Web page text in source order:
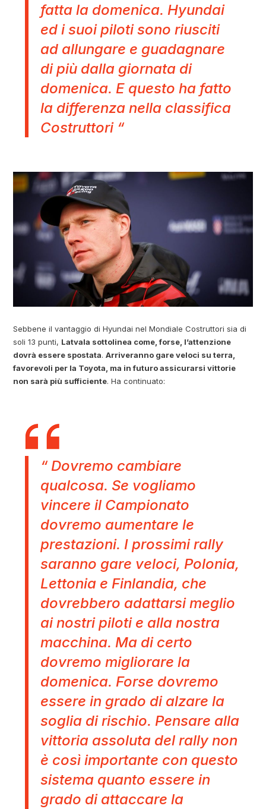
fatta la domenica. Hyundai
ed i suoi piloti sono riusciti
ad allungare e guadagnare
di più dalla giornata di
domenica. E questo ha fatto
la differenza nella classifica
Costruttori “
Sebbene il vantaggio di Hyundai nel Mondiale Costruttori sia di
soli 13 punti, Latvala sottolinea come, forse, l’attenzione
dovrà essere spostata.Arriveranno gare veloci su terra,
favorevoli per la Toyota, ma in futuro assicurarsi vittorie
non sarà più sufficiente. Ha continuato:
“ Dovremo cambiare
qualcosa. Se vogliamo
vincere il Campionato
dovremo aumentare le
prestazioni. I prossimi rally
saranno gare veloci, Polonia,
Lettonia e Finlandia, che
dovrebbero adattarsi meglio
ai nostri piloti e alla nostra
macchina. Ma di certo
dovremo migliorare la
domenica. Forse dovremo
essere in grado di alzare la
soglia di rischio. Pensare alla
vittoria assoluta del rally non
è così importante con questo
sistema quanto essere in
grado di attaccare la